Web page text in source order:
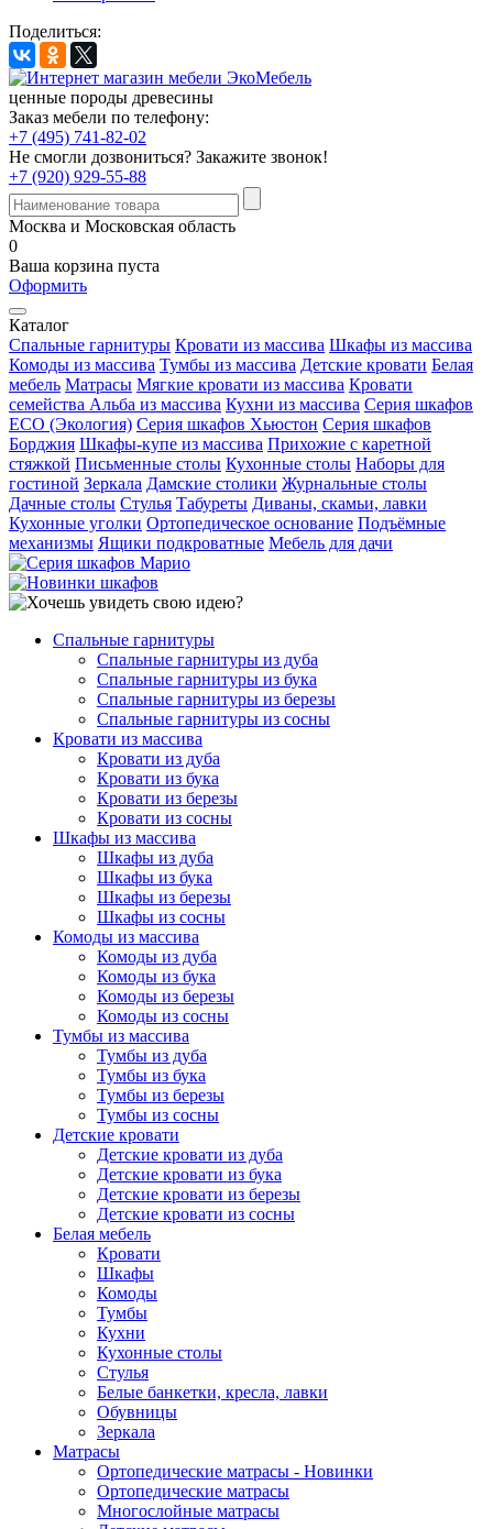
Поделиться:
ценные породы древесины
Заказ мебели по телефону:
+7 (495) 741-82-02
Не смогли дозвониться? Закажите звонок!
+7 (920) 929-55-88
Москва и Московская область
0
Ваша корзина пуста
Оформить
Каталог
Спальные гарнитуры Кровати из массива Шкафы из массива
Комоды из массива Тумбы из массива Детские кровати Белая
мебель Матрасы Мягкие кровати из массива Кровати
семейства Альба из массива Кухни из массива Серия шкафов
ECO (Экология) Серия шкафов Хьюстон Серия шкафов
Борджия Шкафы-купе из массива Прихожие с каретной
стяжкой Письменные столы Кухонные столы Наборы для
гостиной Зеркала Дамские столики Журнальные столы
Дачные столы Стулья Табуреты Диваны, скамьи, лавки
Кухонные уголки Ортопедическое основание Подъёмные
механизмы Ящики подкроватные Мебель для дачи
Спальные гарнитуры
Спальные гарнитуры из дуба
Спальные гарнитуры из бука
Спальные гарнитуры из березы
Спальные гарнитуры из сосны
Кровати из массива
Кровати из дуба
Кровати из бука
Кровати из березы
Кровати из сосны
Шкафы из массива
Шкафы из дуба
Шкафы из бука
Шкафы из березы
Шкафы из сосны
Комоды из массива
Комоды из дуба
Комоды из бука
Комоды из березы
Комоды из сосны
Тумбы из массива
Тумбы из дуба
Тумбы из бука
Тумбы из березы
Тумбы из сосны
Детские кровати
Детские кровати из дуба
Детские кровати из бука
Детские кровати из березы
Детские кровати из сосны
Белая мебель
Кровати
Шкафы
Комоды
Тумбы
Кухни
Кухонные столы
Стулья
Белые банкетки, кресла, лавки
Обувницы
Зеркала
Матрасы
Ортопедические матрасы - Новинки
Ортопедические матрасы
Многослойные матрасы